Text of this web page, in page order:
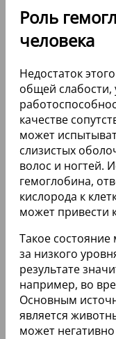
Роль
человека
Недостаток
общей слабости,
качестве
может
слизистых
волос и ногтей.
гемоглобина,
кислорода к
может привести
Такое состояние
за низкого
результате
например, во
Основным
является
может негативно